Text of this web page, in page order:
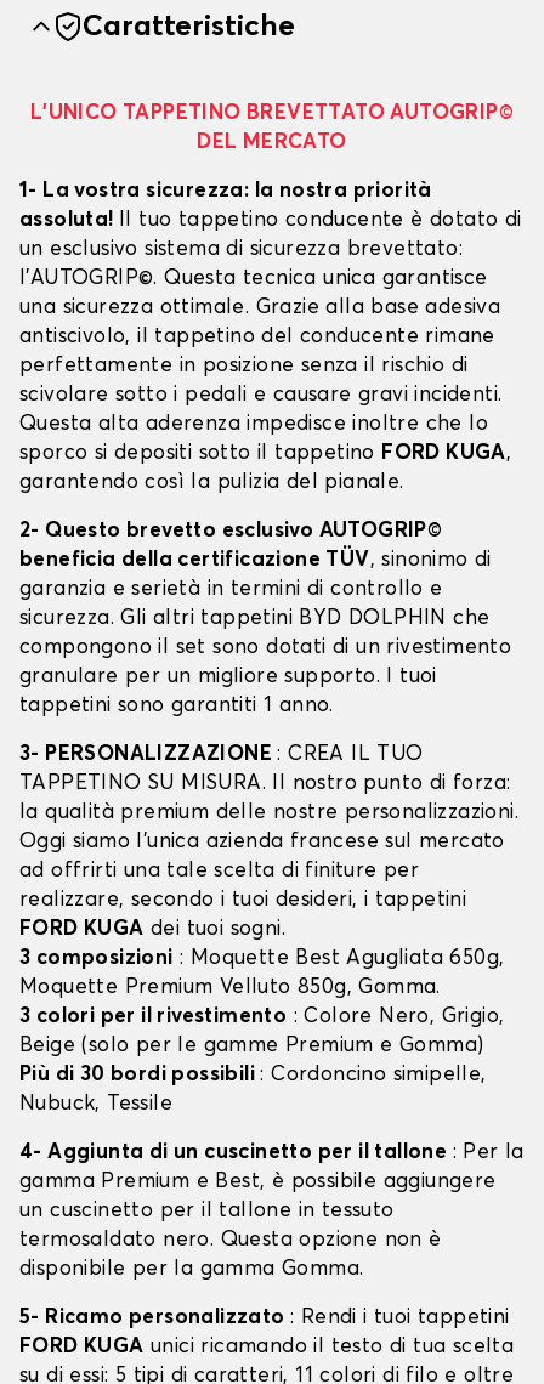
Caratteristiche
L’UNICO TAPPETINO BREVETTATO AUTOGRIP©
DEL MERCATO
1- La vostra sicurezza: la nostra priorità
assoluta! Il tuo tappetino conducente è dotato di
un esclusivo sistema di sicurezza brevettato:
l’AUTOGRIP©. Questa tecnica unica garantisce
una sicurezza ottimale. Grazie alla base adesiva
antiscivolo, il tappetino del conducente rimane
perfettamente in posizione senza il rischio di
scivolare sotto i pedali e causare gravi incidenti.
Questa alta aderenza impedisce inoltre che lo
sporco si depositi sotto il tappetino FORD KUGA,
garantendo così la pulizia del pianale.
2- Questo brevetto esclusivo AUTOGRIP©
beneficia della certificazione TÜV, sinonimo di
garanzia e serietà in termini di controllo e
sicurezza. Gli altri tappetini BYD DOLPHIN che
compongono il set sono dotati di un rivestimento
granulare per un migliore supporto. I tuoi
tappetini sono garantiti 1 anno.
3- PERSONALIZZAZIONE: CREA IL TUO
TAPPETINO SU MISURA. Il nostro punto di forza:
la qualità premium delle nostre personalizzazioni.
Oggi siamo l’unica azienda francese sul mercato
ad offrirti una tale scelta di finiture per
realizzare, secondo i tuoi desideri, i tappetini
FORD KUGA dei tuoi sogni.
3 composizioni : Moquette Best Agugliata 650g,
Moquette Premium Velluto 850g, Gomma.
3 colori per il rivestimento : Colore Nero, Grigio,
Beige (solo per le gamme Premium e Gomma)
Più di 30 bordi possibili: Cordoncino simipelle,
Nubuck, Tessile
4- Aggiunta di un cuscinetto per il tallone : Per la
gamma Premium e Best, è possibile aggiungere
un cuscinetto per il tallone in tessuto
termosaldato nero. Questa opzione non è
disponibile per la gamma Gomma.
5- Ricamo personalizzato : Rendi i tuoi tappetini
FORD KUGA unici ricamando il testo di tua scelta
su di essi: 5 tipi di caratteri, 11 colori di filo e oltre